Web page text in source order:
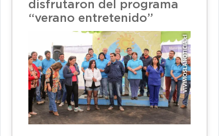
disfrutaron del programa
“verano entretenido”